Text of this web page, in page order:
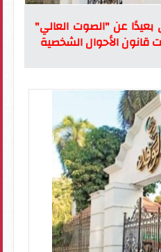
بعيدًا عن "الصوت العالي"
الأحوال الشخصية